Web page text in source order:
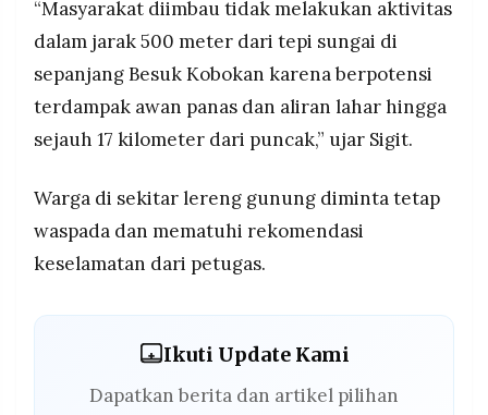
“Masyarakat diimbau tidak melakukan aktivitas
dalam jarak 500 meter dari tepi sungai di
sepanjang Besuk Kobokan karena berpotensi
terdampak awan panas dan aliran lahar hingga
sejauh 17 kilometer dari puncak,” ujar Sigit.
Warga di sekitar lereng gunung diminta tetap
waspada dan mematuhi rekomendasi
keselamatan dari petugas.
Ikuti Update Kami
Dapatkan berita dan artikel pilihan